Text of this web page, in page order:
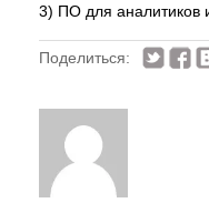
3) ПО для аналитиков
Поделиться: